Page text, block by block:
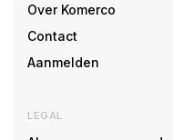
Over Komerco
Contact
Aanmelden
LEGAL